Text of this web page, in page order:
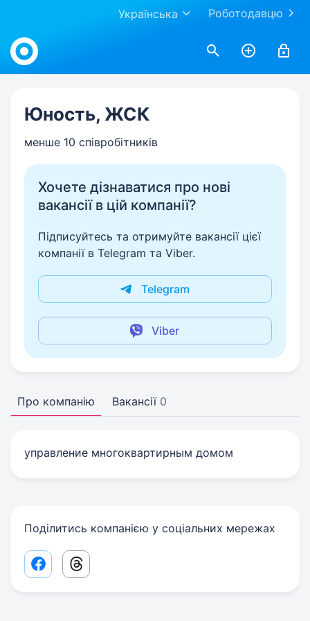
Роботодавцю
Українська
Work.ua
Юность, ЖСК
менше 10 співробітників
Хочете дізнаватися про нові
вакансії в цій компанії?
Підписуйтесь та отримуйте вакансії цієї
компанії в Telegram та Viber.
Telegram
Viber
Про компанію Вакансії 0
управление многоквартирным домом
Поділитись компанією у соціальних мережах
Facebook share link
Threads share link